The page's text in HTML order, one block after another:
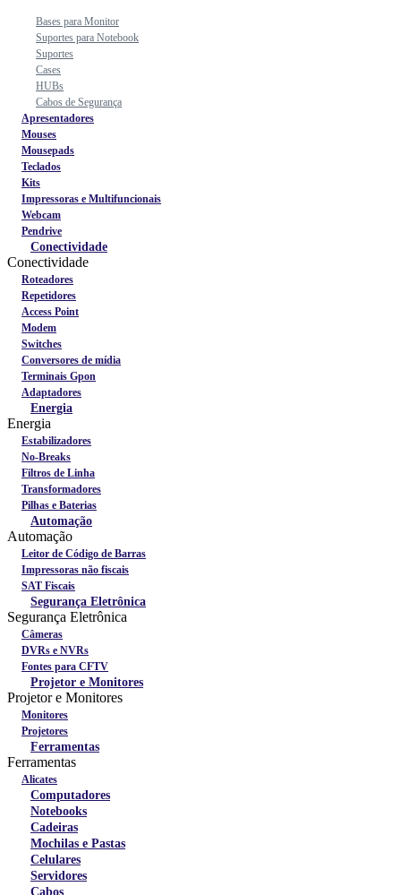
Bases para Monitor
Suportes para Notebook
Suportes
Cases
HUBs
Cabos de Segurança
Apresentadores
Mouses
Mousepads
Teclados
Kits
Impressoras e Multifuncionais
Webcam
Pendrive
Conectividade
Conectividade
Roteadores
Repetidores
Access Point
Modem
Switches
Conversores de mídia
Terminais Gpon
Adaptadores
Energia
Energia
Estabilizadores
No-Breaks
Filtros de Linha
Transformadores
Pilhas e Baterias
Automação
Automação
Leitor de Código de Barras
Impressoras não fiscais
SAT Fiscais
Segurança Eletrônica
Segurança Eletrônica
Câmeras
DVRs e NVRs
Fontes para CFTV
Projetor e Monitores
Projetor e Monitores
Monitores
Projetores
Ferramentas
Ferramentas
Alicates
Computadores
Notebooks
Cadeiras
Mochilas e Pastas
Celulares
Servidores
Cabos